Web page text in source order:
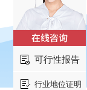
可行性报告
行业地位证明